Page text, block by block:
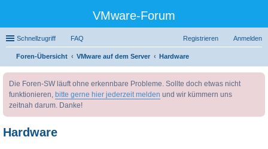
VMware-Forum
Schnellzugriff FAQ Anmelden
Registrieren
Foren-Übersicht VMware auf dem Server
Hardware
Die Foren-SW läuft ohne erkennbare Probleme. Sollte doch etwas nicht
funktionieren, bitte gerne hier jederzeit melden und wir kümmern uns
zeitnah darum. Danke!
Hardware